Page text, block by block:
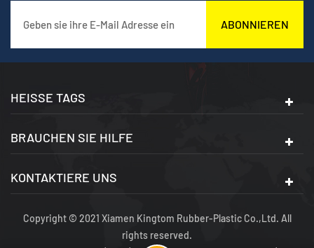
ABONNIEREN
HEISSE TAGS
BRAUCHEN SIE HILFE
KONTAKTIERE UNS
Copyright © 2021 Xiamen Kingtom Rubber-Plastic Co.,Ltd. All
rights reserved.